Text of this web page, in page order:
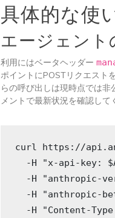
具体的な使
エージェント
利用にはベータヘッダー
ポイントにPOSTリクエスト
らの呼び出しは現時点では
メントで最新状況を確認して
curl https://
-H "x-api-key:
-H "anthropic-
-H "anthropic-
-H "Content-